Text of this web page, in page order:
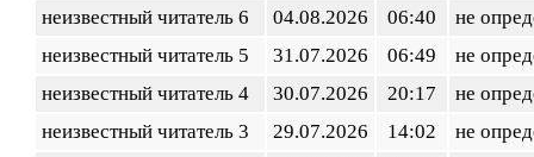
неизвестный читатель 6
04.08.2026 06:40
не
неизвестный читатель 5
31.07.2026 06:49
не
неизвестный читатель 4
30.07.2026 20:17
не
неизвестный читатель 3
29.07.2026 14:02
не